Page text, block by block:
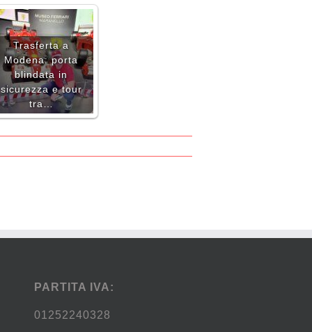
Trasferta a
Modena: porta
blindata in
sicurezza e tour
tra…
PARTITA IVA:
01252240328